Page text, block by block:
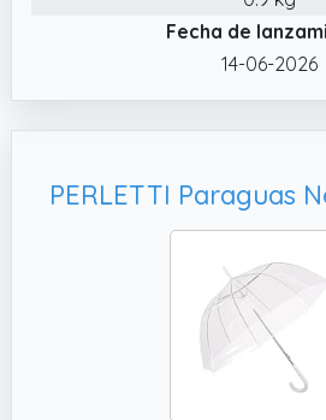
✔️ {Diseño ligero y
de peso y 100 cm de largo
fácil de guardar y llevar en
resistente proporciona un
envolvente de 130 cm de
cobertor de POE ofrece una
eficaz del rostro, el pelo y la
obstaculizar la visibilidad.
Fecha de
14-06-2026